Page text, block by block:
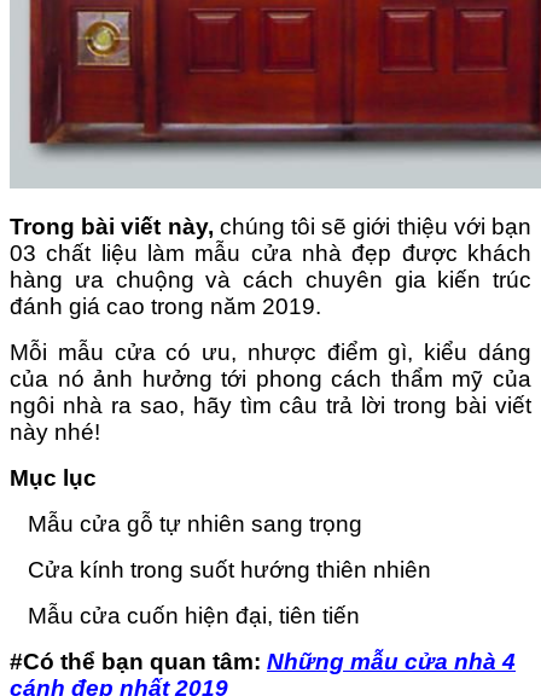
Trong bài viết này, chúng tôi sẽ giới thiệu với bạn
03 chất liệu làm mẫu cửa nhà đẹp được khách
hàng ưa chuộng và cách chuyên gia kiến trúc
đánh giá cao trong năm 2019.
Mỗi mẫu cửa có ưu, nhược điểm gì, kiểu dáng
của nó ảnh hưởng tới phong cách thẩm mỹ của
ngôi nhà ra sao, hãy tìm câu trả lời trong bài viết
này nhé!
Mục lục
Mẫu cửa gỗ tự nhiên sang trọng
Cửa kính trong suốt hướng thiên nhiên
Mẫu cửa cuốn hiện đại, tiên tiến
#Có thể bạn quan tâm: Những mẫu cửa nhà 4
cánh đẹp nhất 2019